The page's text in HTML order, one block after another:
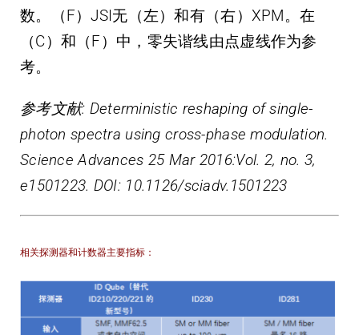
数。（F）JSI无（左）和有（右）XPM。在
（C）和（F）中，零失谐线由点虚线作为参
考。
参考文献: Deterministic reshaping of single-
photon spectra using cross-phase modulation.
Science Advances 25 Mar 2016:Vol. 2, no. 3,
e1501223. DOI: 10.1126/sciadv.1501223
相关探测器和计数器主要指标：